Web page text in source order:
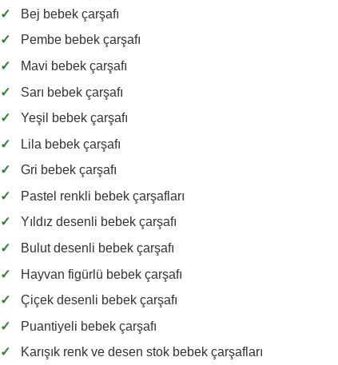
✓
Bej bebek çarşafı
✓
Pembe bebek çarşafı
✓
Mavi bebek çarşafı
✓
Sarı bebek çarşafı
✓
Yeşil bebek çarşafı
✓
Lila bebek çarşafı
✓
Gri bebek çarşafı
✓
Pastel renkli bebek çarşafları
✓
Yıldız desenli bebek çarşafı
✓
Bulut desenli bebek çarşafı
✓
Hayvan figürlü bebek çarşafı
✓
Çiçek desenli bebek çarşafı
✓
Puantiyeli bebek çarşafı
✓
Karışık renk ve desen stok bebek çarşafları